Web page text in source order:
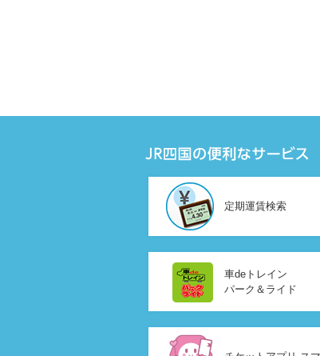
定期運賃検索
車deトレイン
パーク＆ライド